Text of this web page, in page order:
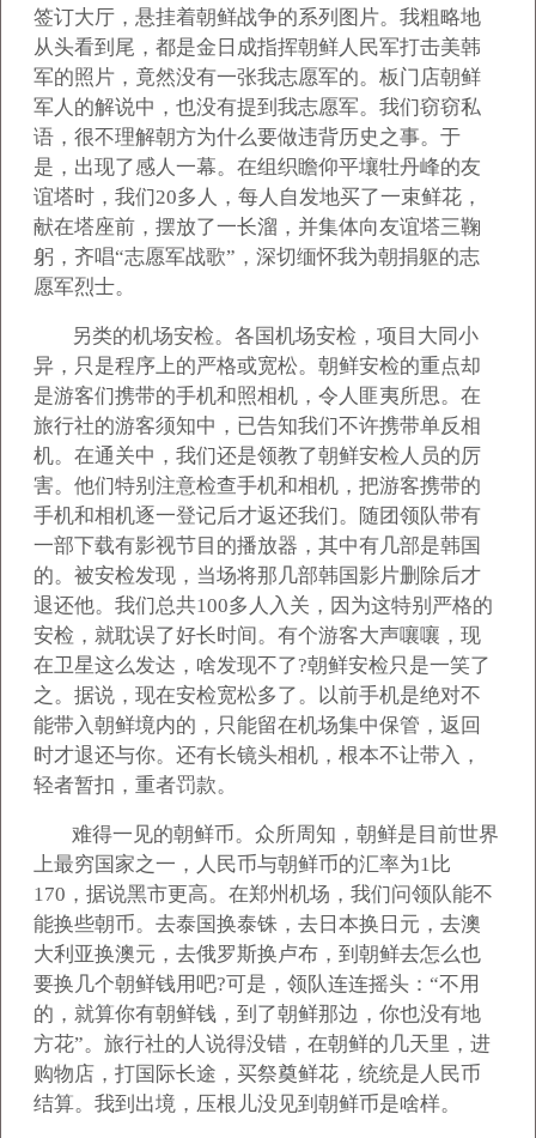
签订大厅，悬挂着朝鲜战争的系列图片。我粗略地
从头看到尾，都是金日成指挥朝鲜人民军打击美韩
军的照片，竟然没有一张我志愿军的。板门店朝鲜
军人的解说中，也没有提到我志愿军。我们窃窃私
语，很不理解朝方为什么要做违背历史之事。于
是，出现了感人一幕。在组织瞻仰平壤牡丹峰的友
谊塔时，我们20多人，每人自发地买了一束鲜花，
献在塔座前，摆放了一长溜，并集体向友谊塔三鞠
躬，齐唱“志愿军战歌”，深切缅怀我为朝捐躯的志
愿军烈士。
另类的机场安检。各国机场安检，项目大同小
异，只是程序上的严格或宽松。朝鲜安检的重点却
是游客们携带的手机和照相机，令人匪夷所思。在
旅行社的游客须知中，已告知我们不许携带单反相
机。在通关中，我们还是领教了朝鲜安检人员的厉
害。他们特别注意检查手机和相机，把游客携带的
手机和相机逐一登记后才返还我们。随团领队带有
一部下载有影视节目的播放器，其中有几部是韩国
的。被安检发现，当场将那几部韩国影片删除后才
退还他。我们总共100多人入关，因为这特别严格的
安检，就耽误了好长时间。有个游客大声嚷嚷，现
在卫星这么发达，啥发现不了?朝鲜安检只是一笑了
之。据说，现在安检宽松多了。以前手机是绝对不
能带入朝鲜境内的，只能留在机场集中保管，返回
时才退还与你。还有长镜头相机，根本不让带入，
轻者暂扣，重者罚款。
难得一见的朝鲜币。众所周知，朝鲜是目前世界
上最穷国家之一，人民币与朝鲜币的汇率为1比
170，据说黑市更高。在郑州机场，我们问领队能不
能换些朝币。去泰国换泰铢，去日本换日元，去澳
大利亚换澳元，去俄罗斯换卢布，到朝鲜去怎么也
要换几个朝鲜钱用吧?可是，领队连连摇头：“不用
的，就算你有朝鲜钱，到了朝鲜那边，你也没有地
方花”。旅行社的人说得没错，在朝鲜的几天里，进
购物店，打国际长途，买祭奠鲜花，统统是人民币
结算。我到出境，压根儿没见到朝鲜币是啥样。